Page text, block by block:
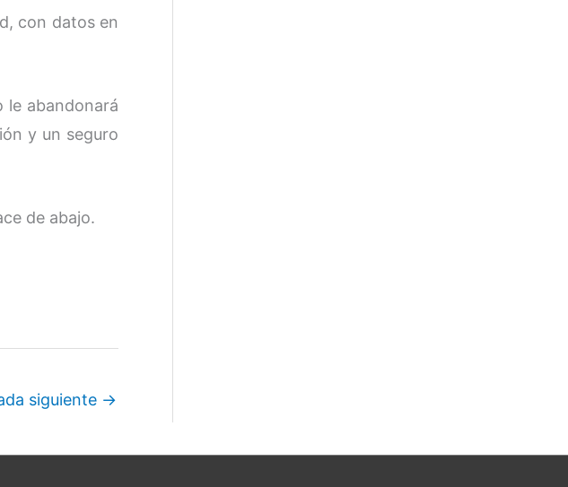
con datos en
le abandonará
y un seguro
de abajo.
siguiente →